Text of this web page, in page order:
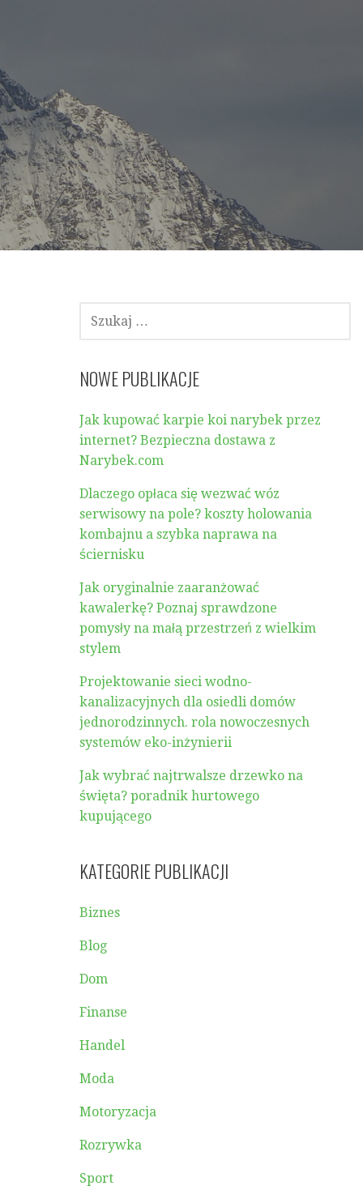
SZUKAJ:
NOWE PUBLIKACJE
Jak kupować karpie koi narybek przez
internet? Bezpieczna dostawa z
Narybek.com
Dlaczego opłaca się wezwać wóz
serwisowy na pole? koszty holowania
kombajnu a szybka naprawa na
ściernisku
Jak oryginalnie zaaranżować
kawalerkę? Poznaj sprawdzone
pomysły na małą przestrzeń z wielkim
stylem
Projektowanie sieci wodno-
kanalizacyjnych dla osiedli domów
jednorodzinnych. rola nowoczesnych
systemów eko-inżynierii
Jak wybrać najtrwalsze drzewko na
święta? poradnik hurtowego
kupującego
KATEGORIE PUBLIKACJI
Biznes
Blog
Dom
Finanse
Handel
Moda
Motoryzacja
Rozrywka
Sport